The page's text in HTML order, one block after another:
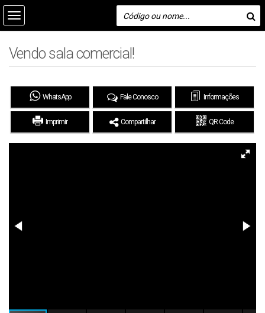
Vendo sala comercial!
WhatsApp Fale Conosco Informações
Imprimir Compartilhar QR Code